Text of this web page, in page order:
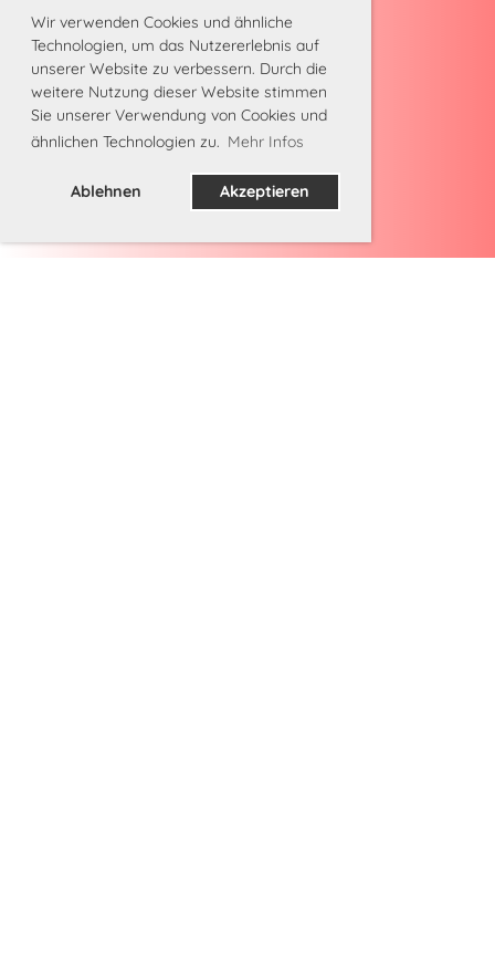
Wir verwenden Cookies und ähnliche
Technologien, um das Nutzererlebnis auf
unserer Website zu verbessern. Durch die
weitere Nutzung dieser Website stimmen
Sie unserer Verwendung von Cookies und
ähnlichen Technologien zu. Mehr Infos
Ablehnen Akzeptieren